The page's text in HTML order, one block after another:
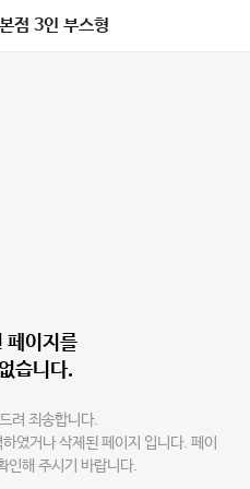
점 3인 부스형
페이지를
습니다.
려 죄송합니다.
였거나 삭제된 페이지 입니다. 페이
인해 주시기 바랍니다.